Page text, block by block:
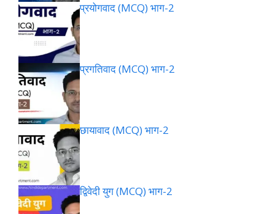
प्रयोगवाद (MCQ) भाग-2
प्रगतिवाद (MCQ) भाग-2
छायावाद (MCQ) भाग-2
द्विवेदी युग (MCQ) भाग-2